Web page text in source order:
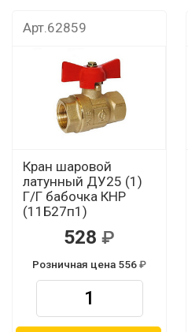
Арт.62859
Кран шаровой
латунный ДУ25 (1)
Г/Г бабочка КНР
(11Б27п1)
528
Розничная цена 556